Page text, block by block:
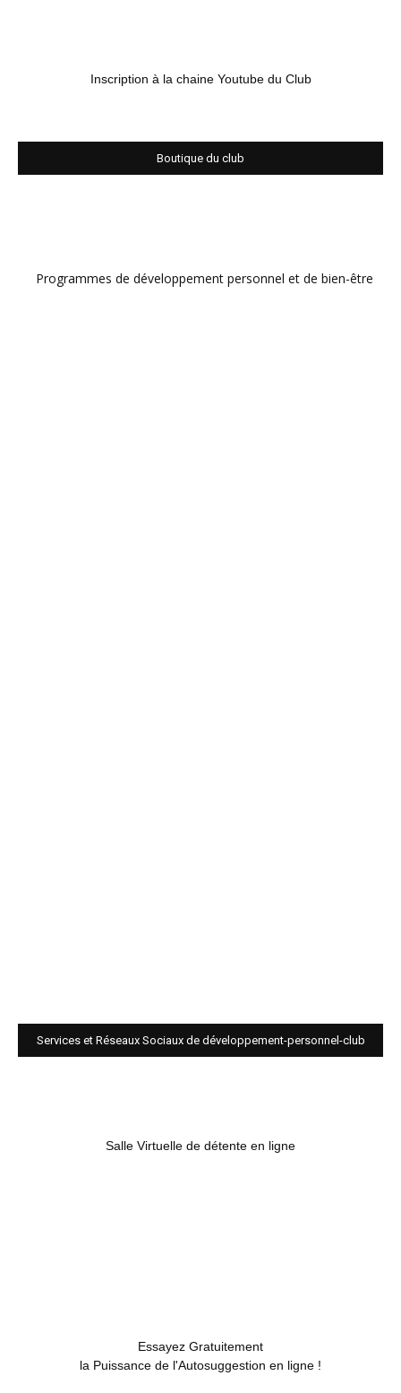
Inscription à la chaine Youtube du Club
Boutique du club
Programmes de développement personnel et de bien-être
Services et Réseaux Sociaux de développement-personnel-club
Salle Virtuelle de détente en ligne
Essayez Gratuitement
la Puissance de l'Autosuggestion en ligne !